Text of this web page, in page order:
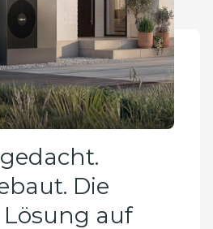
Die
Lösung auf